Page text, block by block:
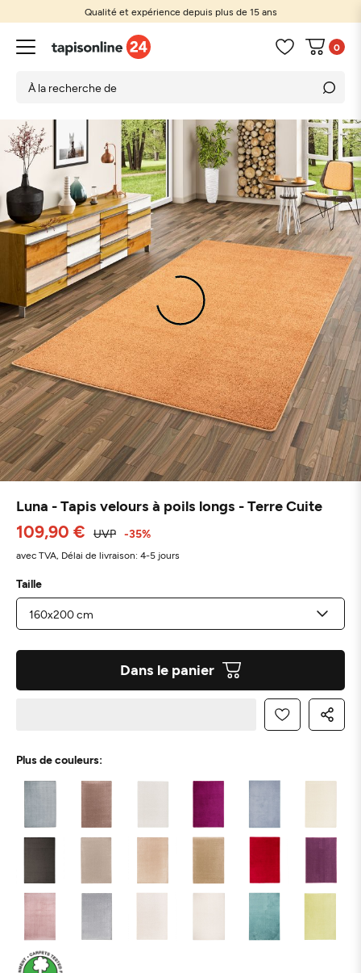
Qualité et expérience depuis plus de 15 ans
0
Luna - Tapis velours à poils longs - Terre Cuite
109,90 € UVP -35%
avec TVA, Délai de livraison: 4-5 jours
Taille
Dans le panier
Plus de couleurs: